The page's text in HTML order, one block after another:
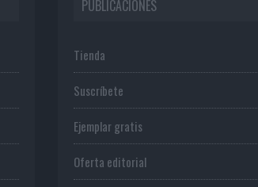
PUBLICACIONES
Tienda
Suscríbete
Ejemplar gratis
Oferta editorial